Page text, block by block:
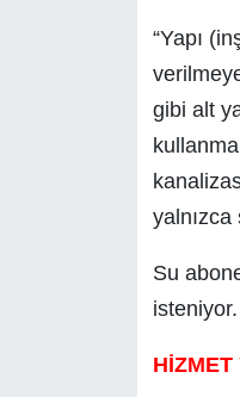
“Yapı
gibi alt
Su
isteniyor.